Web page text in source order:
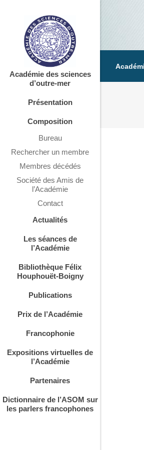
Académie des sciences
d’outre-mer
Présentation
Composition
Bureau
Rechercher un membre
Membres décédés
Société des Amis de
l’Académie
Contact
Actualités
Les séances de
l’Académie
Bibliothèque Félix
Houphouët-Boigny
Publications
Prix de l’Académie
Francophonie
Expositions virtuelles de
l’Académie
Partenaires
Dictionnaire de l’ASOM sur
les parlers francophones